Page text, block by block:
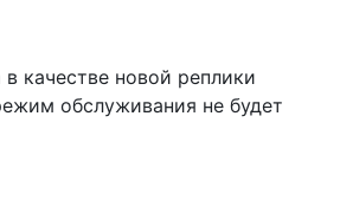
качестве новой реплики
обслуживания не будет